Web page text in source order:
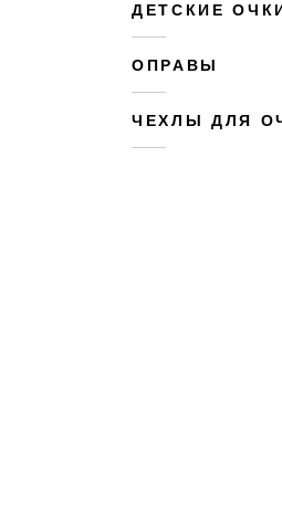
ДЕТСКИЕ
ОПРАВЫ
ЧЕХЛЫ ДЛЯ